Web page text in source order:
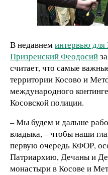
В недавнеминтервью
Призренский Феодосий
считает, что самые
территории Косово и
международного
Косовской полиции.
– Мы будем и дальше
владыка, – чтобы наши
первую очередь КФОР,
Патриархию, Дечаны и
монастыри в Косове и